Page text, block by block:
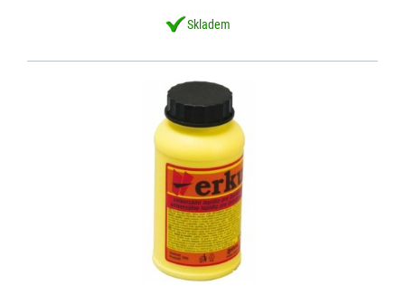
Skladem